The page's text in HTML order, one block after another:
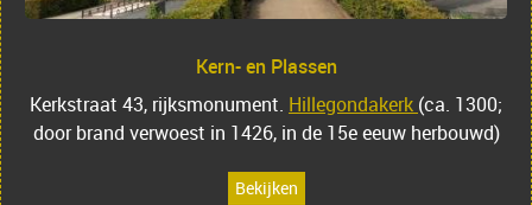
Kern- en Plassen
Kerkstraat 43, rijksmonument. Hillegondakerk (ca. 1300;
door brand verwoest in 1426, in de 15e eeuw herbouwd)
Bekijken